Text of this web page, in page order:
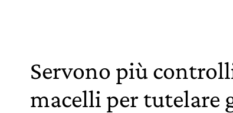
Servono più
macelli per tutelare